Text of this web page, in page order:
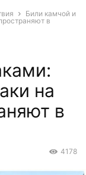
Били камчой и
в
на
в
4178